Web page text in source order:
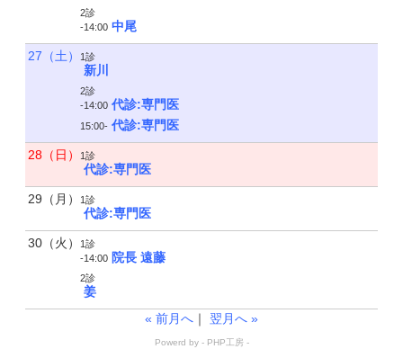
2診
-14:00 中尾
27（土） 1診
新川
2診
-14:00 代診:専門医
15:00- 代診:専門医
28（日） 1診
代診:専門医
29（月） 1診
代診:専門医
30（火）
1診
-14:00 院長 遠藤
2診
姜
« 前月へ ｜ 翌月へ »
Powerd by - PHP工房-